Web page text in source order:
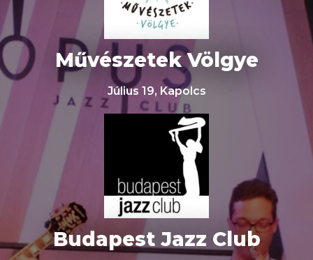
Művészetek Völgye
Július 19, Kapolcs
Budapest Jazz Club